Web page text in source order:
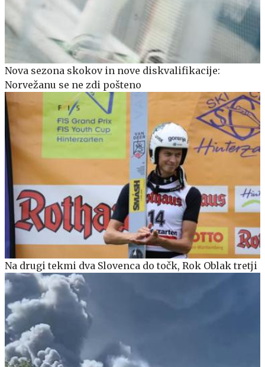
Nova sezona skokov in nove diskvalifikacije:
Norvežanu se ne zdi pošteno
Na drugi tekmi dva Slovenca do točk, Rok Oblak tretji